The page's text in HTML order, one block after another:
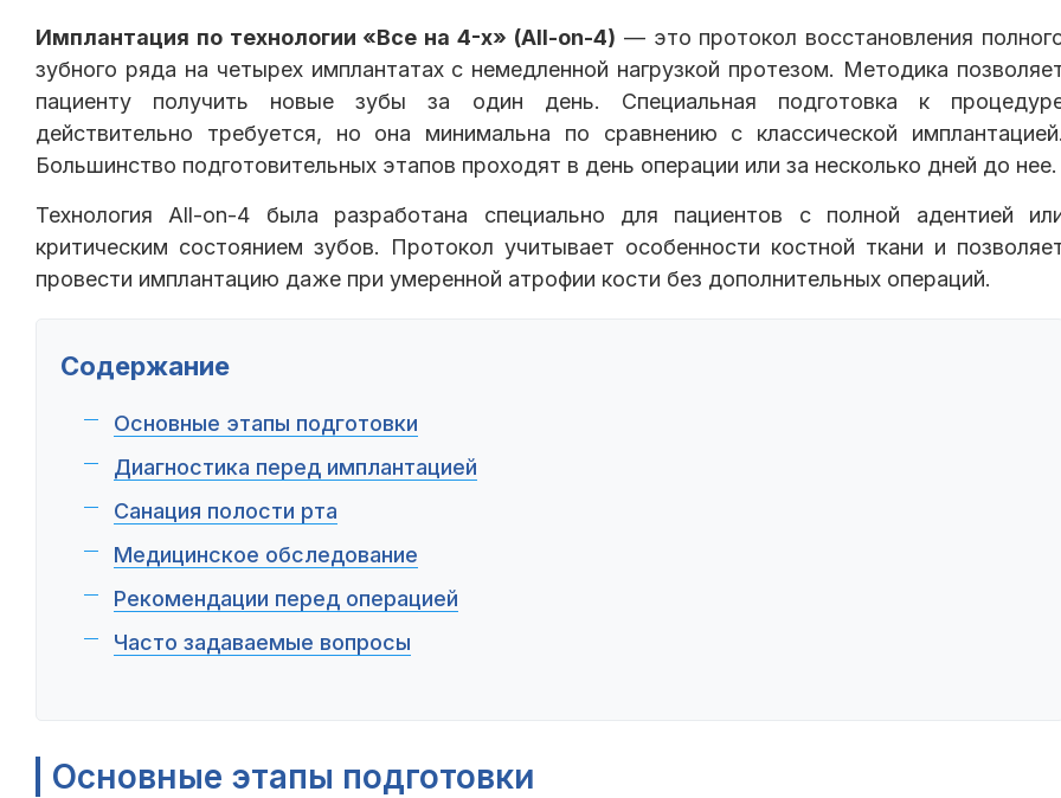
Имплантация по технологии «Все на 4-х» (All-on-4) — это протокол восстановления
зубного ряда на четырех имплантатах с немедленной нагрузкой протезом. Методика
пациенту получить новые зубы за один день. Специальная подготовка к
действительно требуется, но она минимальна по сравнению с классической
Большинство подготовительных этапов проходят в день операции или за несколько дней до нее.
Технология All-on-4 была разработана специально для пациентов с полной адентией
критическим состоянием зубов. Протокол учитывает особенности костной ткани и
провести имплантацию даже при умеренной атрофии кости без дополнительных операций.
Содержание
Основные этапы подготовки
Диагностика перед имплантацией
Санация полости рта
Медицинское обследование
Рекомендации перед операцией
Часто задаваемые вопросы
Основные этапы подготовки